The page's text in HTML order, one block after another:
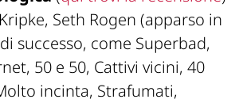
Seth Rogen (apparso in
successo, come Superbad,
50 e 50, Cattivi vicini, 40
incinta, Strafumati,